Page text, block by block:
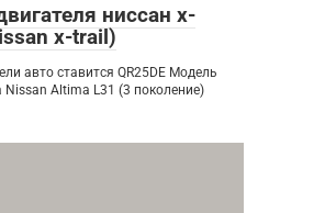
ниссан х-
x-trail)
авто ставится QR25DE Модель
Nissan Altima L31 (3 поколение)